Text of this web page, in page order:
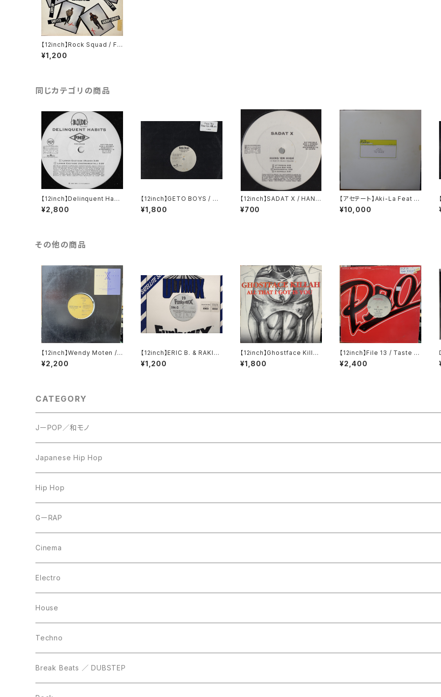
【12inch】Rock Squad / Fa
cts Of Life
¥1,200
同じカテゴリの商品
【12inch】Delinquent Habit
s / Lower Eastside
¥2,800
【12inch】GETO BOYS / TH
E WORLD IS A GHETTO
¥1,800
【12inch】SADAT X / HANG
'EM HIGH
¥700
【アセテート】Aki-La Feat S
noop Dogg / Freak The
House
¥10,000
その他の商品
【12inch】Wendy Moten /
Step By Step
¥2,200
【12inch】ERIC B. & RAKIM
/ I Know You Got Soul 95'
FUNKY MIX 19 C/D
¥1,200
【12inch】Ghostface Killah
/ All That I Got Is You
¥1,800
【12inch】File 13 / Taste S
o Good
¥2,400
CATEGORY
JーPOP／和モノ
LP
7inch
CD
12inch
10inch
Casette Tape
Japanese Hip Hop
12inch
LP
Hip Hop
LP
12inch
CD
GーRAP
12inch
LP
Cinema
LP
12inch
DVD
Electro
12inch
LP
House
LP
12inch
Techno
12inch
Break Beats ／ DUBSTEP